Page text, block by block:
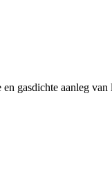
gasdichte aanleg